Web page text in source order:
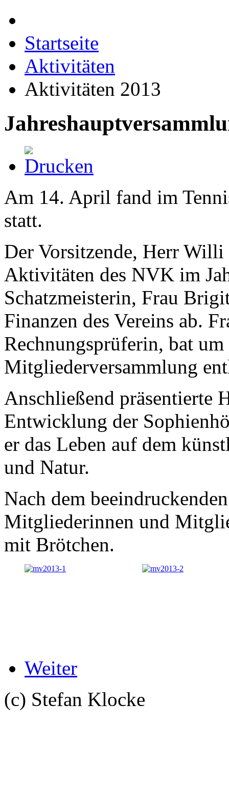
Startseite
Aktivitäten
Aktivitäten 2013
Am 14. April fand im
statt.
Der Vorsitzende, Herr Willi
Aktivitäten des NVK im
Schatzmeisterin, Frau
Finanzen des Vereins ab.
Rechnungsprüferin, bat
Mitgliederversammlung
Anschließend präsentierte
Entwicklung der
er das Leben auf dem
und Natur.
Nach dem
Mitgliederinnen und
mit Brötchen.
Weiter
(c) Stefan Klocke